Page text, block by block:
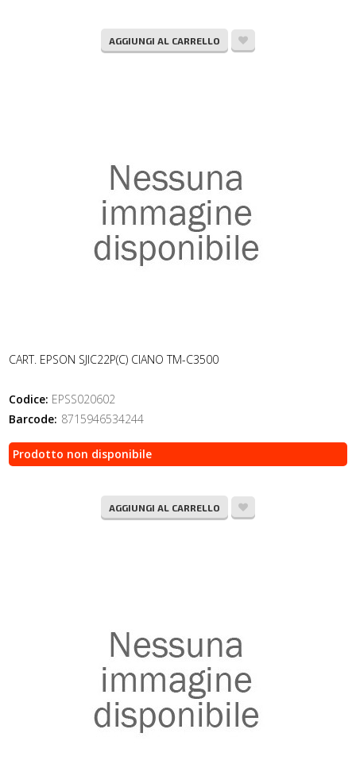
AGGIUNGI AL CARRELLO
CART. EPSON SJIC22P(C) CIANO TM-C3500
Codice: EPSS020602
Barcode: 8715946534244
Prodotto non disponibile
AGGIUNGI AL CARRELLO